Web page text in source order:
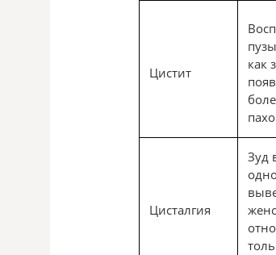
Цистит
как
Цисталгия
Зуд